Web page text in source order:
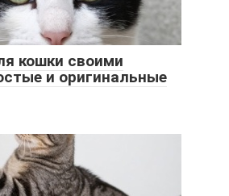
кошки своими
и оригинальные